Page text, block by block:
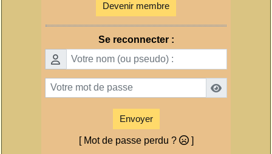
Devenir membre
Se reconnecter :
Envoyer
[ Mot de passe perdu ? ]